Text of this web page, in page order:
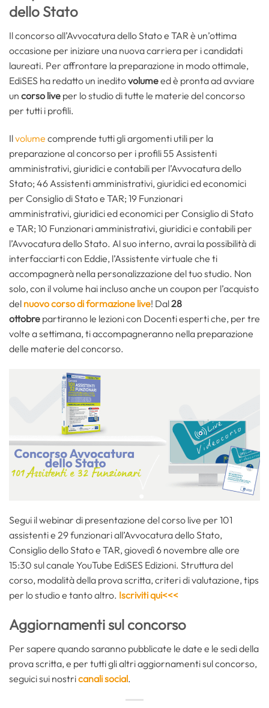
dello Stato
Il concorso all’Avvocatura dello Stato e TAR è un’ottima
occasione per iniziare una nuova carriera per i candidati
laureati. Per affrontare la preparazione in modo ottimale,
EdiSES ha redatto un ineditovolumeed è pronta ad avviare
un corso live per lo studio di tutte le materie del concorso
per tutti i profili.
Ilvolume comprende tutti gli argomenti utili per la
preparazione al concorso per i profili 55 Assistenti
amministrativi, giuridici e contabili per l’Avvocatura dello
Stato; 46 Assistenti amministrativi, giuridici ed economici
per Consiglio di Stato e TAR; 19 Funzionari
amministrativi, giuridici ed economici per Consiglio di Stato
e TAR; 10 Funzionari amministrativi, giuridici e contabili per
l’Avvocatura dello Stato. Al suo interno, avrai la possibilità di
interfacciarti con Eddie, l’Assistente virtuale che ti
accompagnerà nella personalizzazione del tuo studio. Non
solo, con il volume hai incluso anche un coupon per l’acquisto
del nuovo corso di formazione live! Dal28
ottobre partiranno le lezioni con Docenti esperti che, per tre
volte a settimana, ti accompagneranno nella preparazione
delle materie del concorso.
Segui il webinar di presentazione del corso live per 101
assistenti e 29 funzionari all’Avvocatura dello Stato,
Consiglio dello Stato e TAR, giovedì 6 novembre alle ore
15:30 sul canale YouTube EdiSES Edizioni. Struttura del
corso, modalità della prova scritta, criteri di valutazione, tips
per lo studio e tanto altro. Iscriviti qui<<<
Aggiornamenti sul concorso
Per sapere quando saranno pubblicate le date e le sedi della
prova scritta, e per tutti gli altri aggiornamenti sul concorso,
seguici sui nostricanali social.